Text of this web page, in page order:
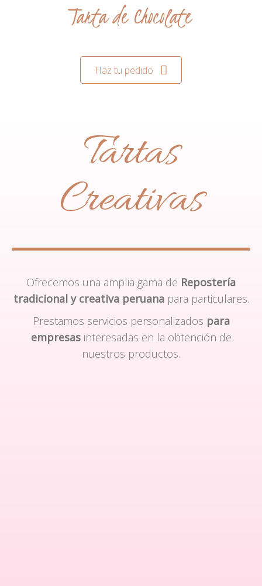
Tarta de Chocolate
Haz tu pedido
Tartas
Creativas
Ofrecemos una amplia gama de Repostería
tradicional y creativa peruanapara particulares.
Prestamos servicios personalizados para
empresasinteresadas en la obtención de
nuestros productos.